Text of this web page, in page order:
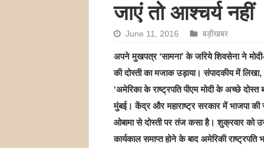
जाएं तो आश्चर्य नहीं
June 11, 2016 बड़ीखबर
अपने मुखपत्र ‘सामना’ के जरिये शिवसेना ने
की दोस्ती का मजाक उड़ाया। संपादकीय में लिखा,
‘अमेरिका के राष्ट्रपति पीएम मोदी के अच्छे
मुंबई। केंद्र और महाराष्ट्र सरकार में भाजपा की
ओबामा से दोस्ती पर तंज कसा है। शुक्रवार को
कार्यकाल समाप्त होने के बाद अमेरिकी